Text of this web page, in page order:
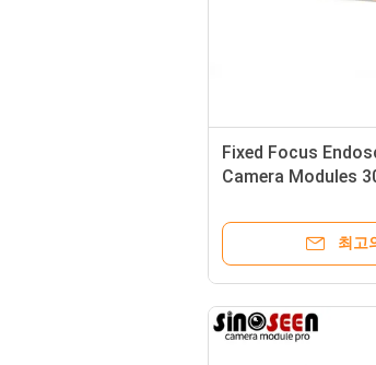
Fixed Focus
Camera Modules
최고